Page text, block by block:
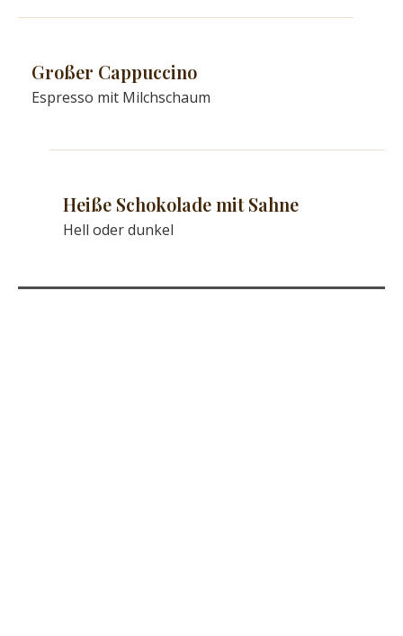
Großer Cappuccino
Espresso mit Milchschaum
Heiße Schokolade mit Sahne
Hell oder dunkel